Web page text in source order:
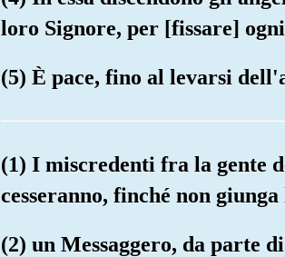
loro Signore, per [fissare]
(5) È pace, fino al levarsi
(1) I miscredenti fra la gente
cesseranno, finché non
(2) un Messaggero, da parte